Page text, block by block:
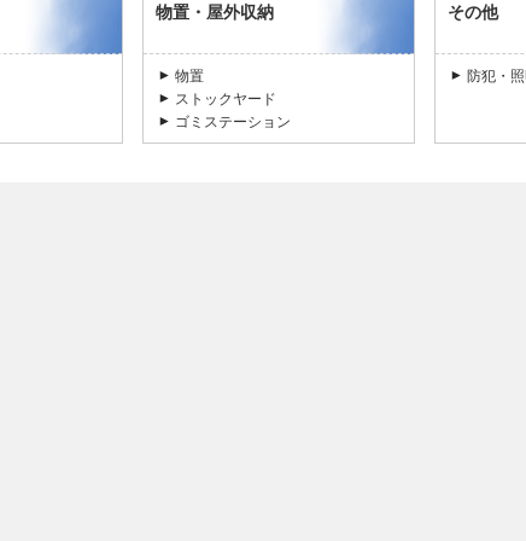
物置・屋外収納
物置
ストックヤード
ゴミステーション
その他
防犯・